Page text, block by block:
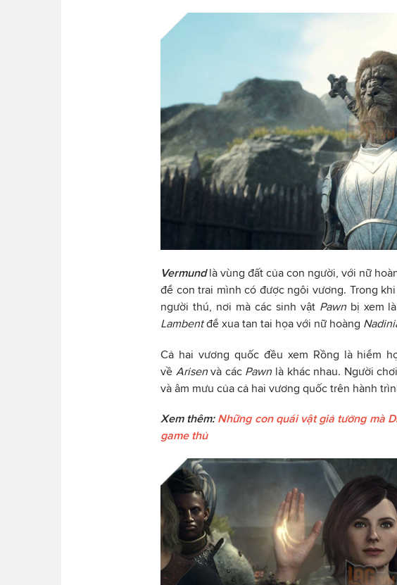
Vermundlà vùng đất của con người, với nữ
để con trai mình có được ngôi vương. Trong khi
người thú, nơi mà các sinh vật Pawn bị xem
Lambentđể xua tan tai họa với nữ hoàng
Cả hai vương quốc đều xem Rồng là hiểm
về Arisenvà các Pawn là khác nhau. Người
và âm mưu của cả hai vương quốc trên hành
Xem thêm: Những con quái vật giả tưởng mà
game thủ